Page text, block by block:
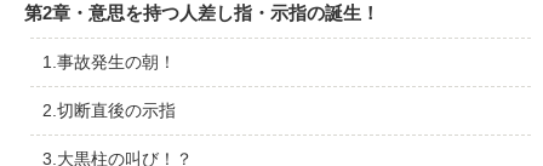
第2章・意思を持つ人差し指・示指の誕生！
1.事故発生の朝！
2.切断直後の示指
3.大黒柱の叫び！？